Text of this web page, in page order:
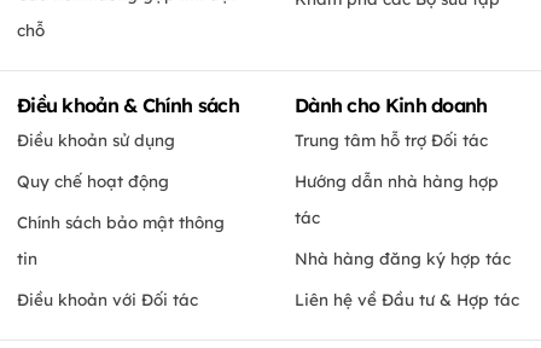
chỗ
Điều khoản & Chính sách
Điều khoản sử dụng
Quy chế hoạt động
Chính sách bảo mật thông
tin
Điều khoản với Đối tác
Dành cho Kinh doanh
Trung tâm hỗ trợ Đối tác
Hướng dẫn nhà hàng hợp
tác
Nhà hàng đăng ký hợp tác
Liên hệ về Đầu tư & Hợp tác